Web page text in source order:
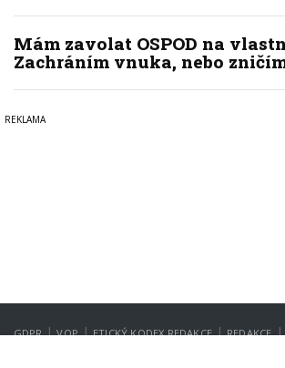
Mám zavolat OSPOD na
Zachráním vnuka, nebo
GDPR | VOP | ETICKÝ KODEX REDAKCE | REDAKCE |